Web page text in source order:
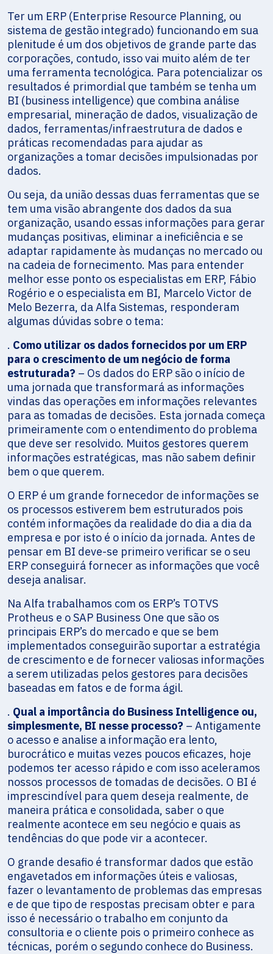
Ter um ERP (Enterprise Resource Planning, ou
sistema de gestão integrado) funcionando em sua
plenitude é um dos objetivos de grande parte das
corporações, contudo, isso vai muito além de ter
uma ferramenta tecnológica. Para potencializar os
resultados é primordial que também se tenha um
BI (business intelligence) que combina análise
empresarial, mineração de dados, visualização de
dados, ferramentas/infraestrutura de dados e
práticas recomendadas para ajudar as
organizações a tomar decisões impulsionadas por
dados.
Ou seja, da união dessas duas ferramentas que se
tem uma visão abrangente dos dados da sua
organização, usando essas informações para gerar
mudanças positivas, eliminar a ineficiência e se
adaptar rapidamente às mudanças no mercado ou
na cadeia de fornecimento. Mas para entender
melhor esse ponto os especialistas em ERP, Fábio
Rogério e o especialista em BI, Marcelo Victor de
Melo Bezerra, da Alfa Sistemas, responderam
algumas dúvidas sobre o tema:
. Como utilizar os dados fornecidos por um ERP
para o crescimento de um negócio de forma
estruturada? – Os dados do ERP são o início de
uma jornada que transformará as informações
vindas das operações em informações relevantes
para as tomadas de decisões. Esta jornada começa
primeiramente com o entendimento do problema
que deve ser resolvido. Muitos gestores querem
informações estratégicas, mas não sabem definir
bem o que querem.
O ERP é um grande fornecedor de informações se
os processos estiverem bem estruturados pois
contém informações da realidade do dia a dia da
empresa e por isto é o início da jornada. Antes de
pensar em BI deve-se primeiro verificar se o seu
ERP conseguirá fornecer as informações que você
deseja analisar.
Na Alfa trabalhamos com os ERP’s TOTVS
Protheus e o SAP Business One que são os
principais ERP’s do mercado e que se bem
implementados conseguirão suportar a estratégia
de crescimento e de fornecer valiosas informações
a serem utilizadas pelos gestores para decisões
baseadas em fatos e de forma ágil.
. Qual a importância do Business Intelligence ou,
simplesmente, BI nesse processo? – Antigamente
o acesso e analise a informação era lento,
burocrático e muitas vezes poucos eficazes, hoje
podemos ter acesso rápido e com isso aceleramos
nossos processos de tomadas de decisões. O BI é
imprescindível para quem deseja realmente, de
maneira prática e consolidada, saber o que
realmente acontece em seu negócio e quais as
tendências do que pode vir a acontecer.
O grande desafio é transformar dados que estão
engavetados em informações úteis e valiosas,
fazer o levantamento de problemas das empresas
e de que tipo de respostas precisam obter e para
isso é necessário o trabalho em conjunto da
consultoria e o cliente pois o primeiro conhece as
técnicas, porém o segundo conhece do Business.